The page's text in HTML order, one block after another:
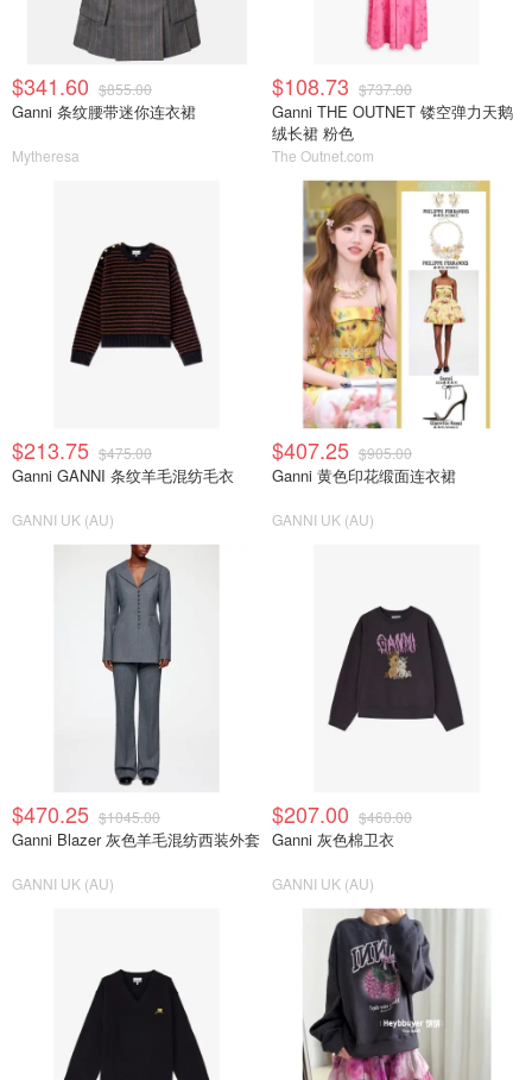
$341.60 $855.00
Ganni 条纹腰带迷你连衣裙
Mytheresa
$108.73 $737.00
Ganni THE OUTNET 镂空弹力天鹅
绒长裙 粉色
The Outnet.com
$213.75 $475.00
Ganni GANNI 条纹羊毛混纺毛衣
GANNI UK (AU)
$407.25 $905.00
Ganni 黄色印花缎面连衣裙
GANNI UK (AU)
$470.25 $1045.00
Ganni Blazer 灰色羊毛混纺西装外套
GANNI UK (AU)
$207.00 $460.00
Ganni 灰色棉卫衣
GANNI UK (AU)